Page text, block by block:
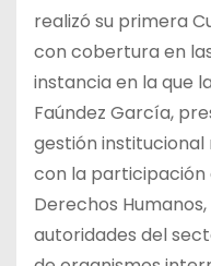
realizó su primera
con cobertura en
instancia en la que
Faúndez García,
gestión institucional
con la participación
Derechos
autoridades del